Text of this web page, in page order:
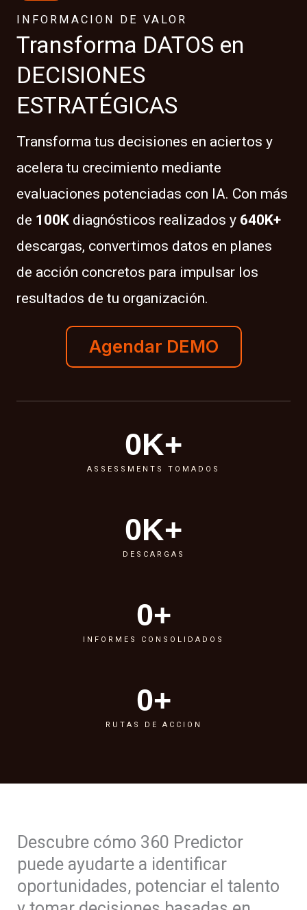
INFORMACION DE VALOR
Transforma DATOS en
DECISIONES
ESTRATÉGICAS
Transforma tus decisiones en aciertos y
acelera tu crecimiento mediante
evaluaciones potenciadas con IA. Con más
de 100K diagnósticos realizados y 640K+
descargas, convertimos datos en planes
de acción concretos para impulsar los
resultados de tu organización.
Agendar DEMO
ASSESSMENTS TOMADOS
0K+
DESCARGAS
0K+
INFORMES CONSOLIDADOS
0+
RUTAS DE ACCION
0+
Descubre cómo 360 Predictor
puede ayudarte a identificar
oportunidades, potenciar el talento